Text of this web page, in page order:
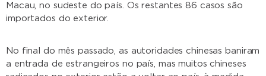
Macau, no sudeste do país. Os restantes 86 casos são
importados do exterior.
No final do mês passado, as autoridades chinesas baniram
a entrada de estrangeiros no país, mas muitos chineses